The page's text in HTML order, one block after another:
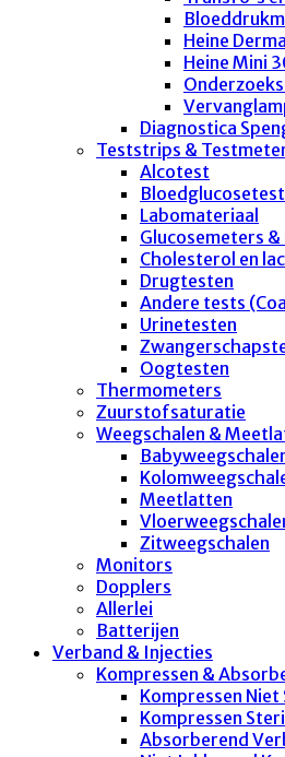
Heine
Heine Mini
Diagnostica
Teststrips &
Alcotest
Labomateriaal
Glucosemeters
Cholesterol en
Drugtesten
Andere tests
Urinetesten
Oogtesten
Thermometers
Zuurstofsaturatie
Weegschalen &
Meetlatten
Zitweegschalen
Monitors
Dopplers
Allerlei
Batterijen
Verband & Injecties
Kompressen &
Kompressen Niet
Kompressen
Absorberend